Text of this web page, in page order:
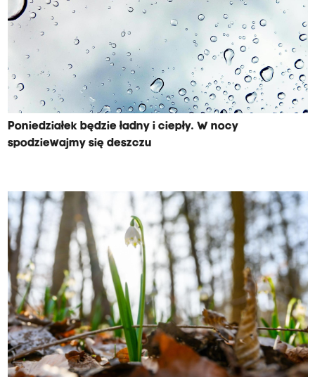
Poniedziałek będzie ładny i ciepły. W nocy
spodziewajmy się deszczu